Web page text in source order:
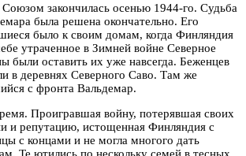
закончилась осенью 1944-го. Судьба
была решена окончательно. Его
было к своим домам, когда Финляндия
утраченное в Зимней войне Северное
были оставить их уже навсегда. Беженцев
в деревнях Северного Саво. Там же
с фронта Вальдемар.
Проигравшая войну, потерявшая своих
и репутацию, истощенная Финляндия с
с концами и не могла многого дать